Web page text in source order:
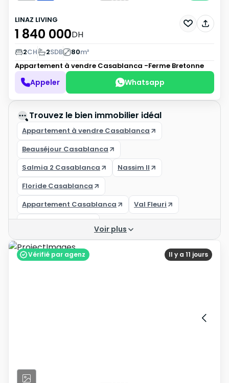
LINAZ LIVING
1 840 000DH
2CH 2SDB 80m²
Appartement à vendre Casablanca -Ferme Bretonne
Appeler Whatsapp
Trouvez le bien immobilier idéal
Appartement à vendre Casablanca
Beauséjour Casablanca
Salmia 2 Casablanca
Nassim II
Floride Casablanca
Appartement Casablanca
Val Fleuri
Achat appartement casablanca
Appartement à vendre Casablanca 300 000 DH
Voir plus
Il y a 11 jours
Vérifié par agenz